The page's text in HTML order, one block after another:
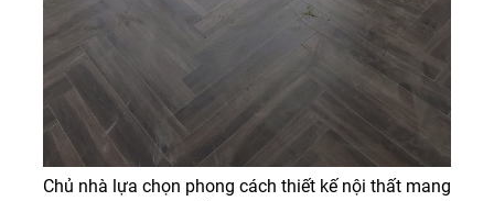
Chủ nhà lựa chọn phong cách thiết kế nội thất mang